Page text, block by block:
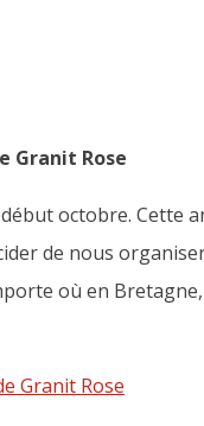
Granit Rose
octobre. Cette
de nous
où en